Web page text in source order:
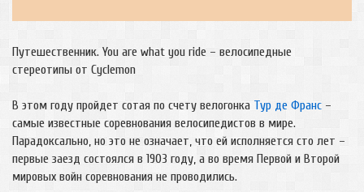
Путешественник. You are what you ride – велосипедные
стереотипы от Cyclemon
В этом году пройдет сотая по счету велогонка Тур де Франс –
самые известные соревнования велосипедистов в мире.
Парадоксально, но это не означает, что ей исполняется сто лет –
первые заезд состоялся в 1903 году, а во время Первой и Второй
мировых войн соревнования не проводились.